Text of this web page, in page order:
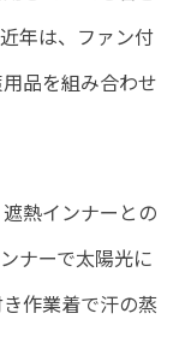
年は、ファン付
品を組み合わせ
熱インナーとの
ナーで太陽光に
作業着で汗の蒸